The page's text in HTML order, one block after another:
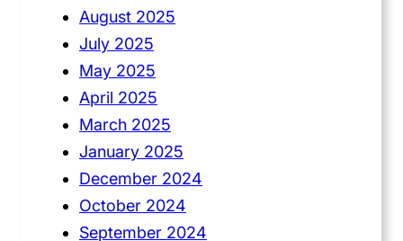
August 2025
July 2025
May 2025
April 2025
March 2025
January 2025
December 2024
October 2024
September 2024